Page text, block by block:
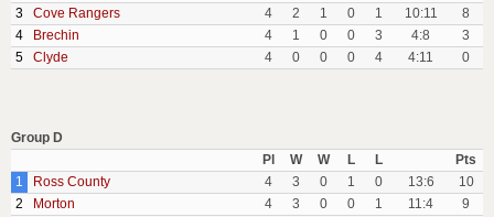
3
Cove Rangers 4 2 1 0 1 10:11
8
4
Brechin 4 1 0 0 3 4:8
3
5
Clyde 4 0 0 0 4 4:11 0
Group D
Pl
W W L L
Pts
1
Ross County 4 3 0 1 0 13:6
10
2
Morton 4 3 0 0 1 11:4
9